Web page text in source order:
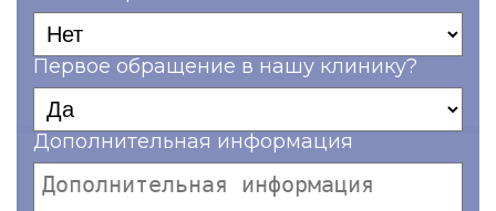
Первое обращение в нашу клинику?
Дополнительная информация